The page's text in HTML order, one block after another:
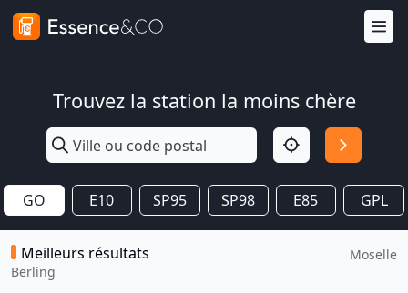
Trouvez la station la moins chère
GO E10 SP95 SP98 E85 GPL
Meilleurs résultats
Berling
Moselle